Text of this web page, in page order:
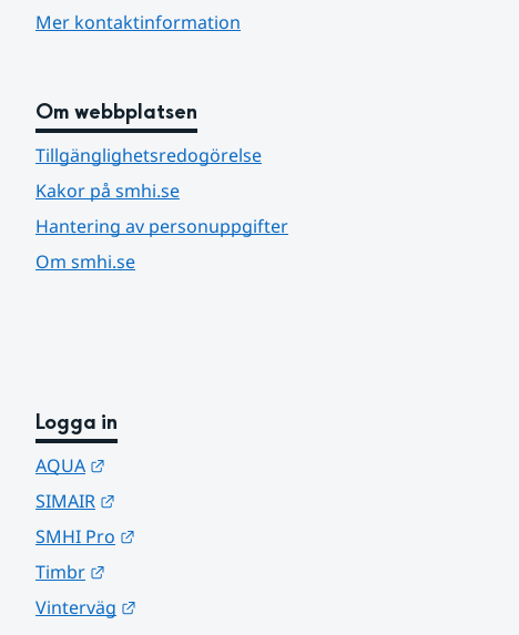
Mer kontaktinformation
Om webbplatsen
Tillgänglighetsredogörelse
Kakor på smhi.se
Hantering av personuppgifter
Om smhi.se
Logga in
AQUA
SIMAIR
SMHI Pro
Timbr
Vinterväg